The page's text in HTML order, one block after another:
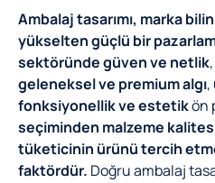
Ambalaj tasarımı, marka
yükselten güçlü bir
sektöründe güven ve netlik,
geleneksel ve premium algı,
fonksiyonellik ve estetikön
seçiminden malzeme
tüketicinin ürünü tercih
faktördür. Doğru ambalaj